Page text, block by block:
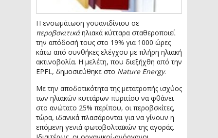
Η ενσωμάτωση γουανιδίνιου σε
περοβσκιτικάηλιακά κύτταρα σταθεροποιεί
την απόδοσή τους στο 19% για 1000 ώρες
κάτω από συνθήκες ελέγχου με πλήρη ηλιακή
ακτινοβολία. Η μελέτη, που διεξήχθη από την
EPFL, δημοσιεύθηκε στο Nature Energy.
Με την αποδοτικότητα της μετατροπής ισχύος
των ηλιακών κυττάρων πυριτίου να φθάνει
στο ανώτατο 25% περίπου, οι περοβσκίτες,
τώρα, ιδανικά πλασάρονται για να γίνουν η
επόμενη γενιά φωτοβολταϊκών της αγοράς.